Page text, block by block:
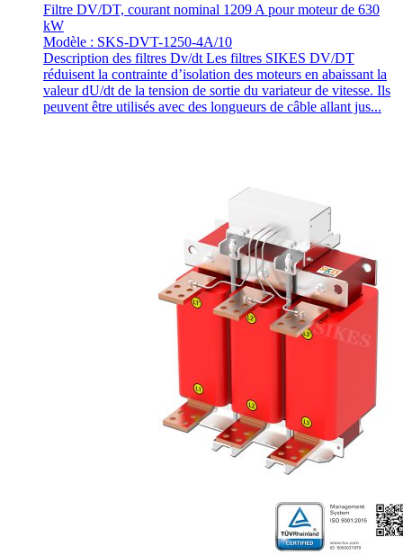
Filtre DV/DT, courant nominal 1209 A pour moteur de 630
kW
Modèle : SKS-DVT-1250-4A/10
Description des filtres Dv/dt Les filtres SIKES DV/DT
réduisent la contrainte d’isolation des moteurs en abaissant la
valeur dU/dt de la tension de sortie du variateur de vitesse. Ils
peuvent être utilisés avec des longueurs de câble allant jus...